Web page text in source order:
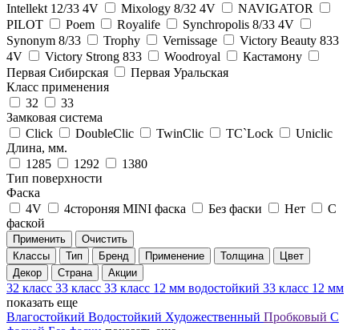
Intellekt 12/33 4V
Mixology 8/32 4V
NAVIGATOR
PILOT
Poem Royalife
Synchropolis 8/33 4V
Synonym 8/33
Trophy Vernissage
Victory Beauty 833
4V
Victory Strong 833 Woodroyal
Кастамону
Первая Сибирская
Первая Уральская
Класс применения
32
33
Замковая система
Click
DoubleClic TwinClic TС`Lock
Uniclic
Длина, мм.
1285
1292
1380
Тип поверхности
Фаска
4V
4стороняя MINI фаска Без фаски Нет
С
фаской
Применить
Очистить
Классы
Тип Бренд Применение Толщина
Цвет
Декор
Страна Акции
32 класс 33 класс 33 класс 12 мм водостойкий 33 класс 12 мм
показать еще
Влагостойкий Водостойкий Художественный Пробковый С